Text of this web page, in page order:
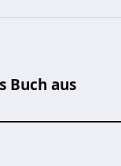
Buch aus